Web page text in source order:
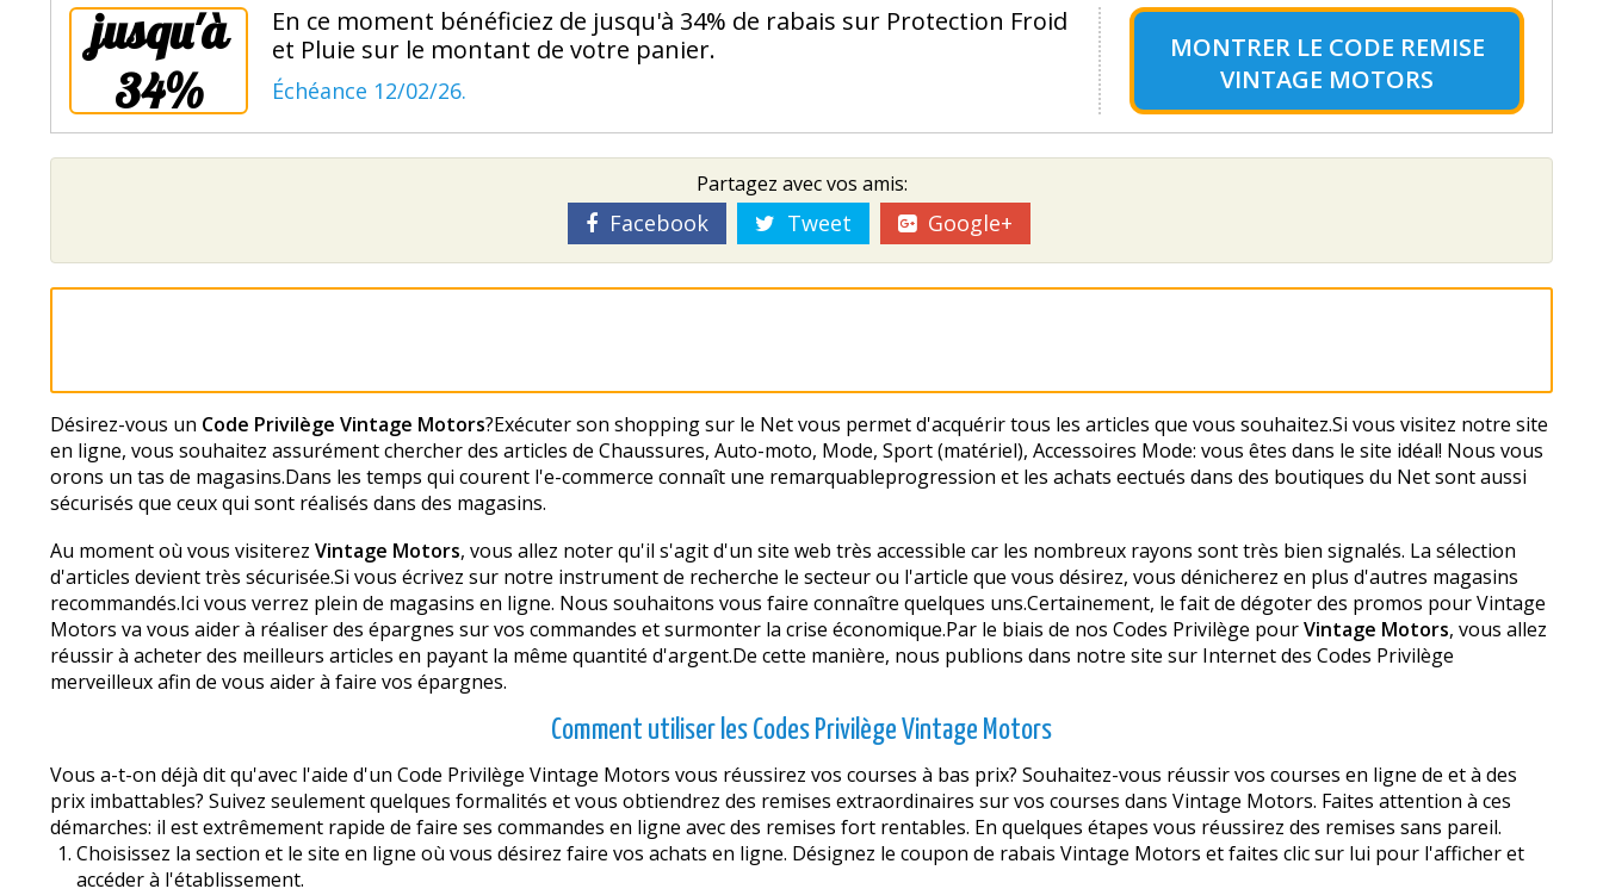
jusqu'à
34%
En ce moment bénéficiez de jusqu'à 34% de rabais sur Protection Froid
et Pluie sur le montant de votre panier.
Échéance 12/02/26.
MONTRER LE CODE REMISE
VINTAGE MOTORS
Partagez avec vos amis:
Facebook Tweet Google+
Désirez-vous un Code Privilège Vintage Motors?Exécuter son shopping sur le Net vous permet d'acquérir tous les articles que vous souhaitez.Si vous visitez notre site
en ligne, vous souhaitez assurément chercher des articles de Chaussures, Auto-moto, Mode, Sport (matériel), Accessoires Mode: vous êtes dans le site idéal! Nous vous
offrons un tas de magasins.Dans les temps qui courent l'e-commerce connaît une remarquableprogression et les achats effectués dans des boutiques du Net sont aussi
sécurisés que ceux qui sont réalisés dans des magasins.
Au moment où vous visiterez Vintage Motors, vous allez noter qu'il s'agit d'un site web très accessible car les nombreux rayons sont très bien signalés. La sélection
d'articles devient très sécurisée.Si vous écrivez sur notre instrument de recherche le secteur ou l'article que vous désirez, vous dénicherez en plus d'autres magasins
recommandés.Ici vous verrez plein de magasins en ligne. Nous souhaitons vous faire connaître quelques uns.Certainement, le fait de dégoter des promos pour Vintage
Motors va vous aider à réaliser des épargnes sur vos commandes et surmonter la crise économique.Par le biais de nos Codes Privilège pourVintage Motors, vous allez
réussir à acheter des meilleurs articles en payant la même quantité d'argent.De cette manière, nous publions dans notre site sur Internet des Codes Privilège
merveilleux afin de vous aider à faire vos épargnes.
Comment utiliser les Codes Privilège Vintage Motors
Vous a-t-on déjà dit qu'avec l'aide d'un Code Privilège Vintage Motors vous réussirez vos courses à bas prix? Souhaitez-vous réussir vos courses en ligne de et à des
prix imbattables? Suivez seulement quelques formalités et vous obtiendrez des remises extraordinaires sur vos courses dans Vintage Motors. Faites attention à ces
démarches: il est extrêmement rapide de faire ses commandes en ligne avec des remises fort rentables. En quelques étapes vous réussirez des remises sans pareil.
Choisissez la section et le site en ligne où vous désirez faire vos achats en ligne. Désignez le coupon de rabais Vintage Motors et faites clic sur lui pour l'afficher et
accéder à l'établissement.